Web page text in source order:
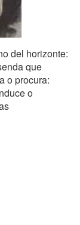
del horizonte:
que
o procura:
o